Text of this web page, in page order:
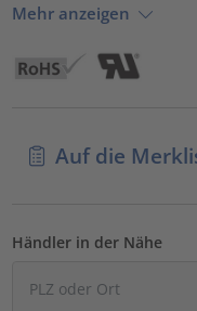
Mehr anzeigen
Auf die
Händler in der Nähe